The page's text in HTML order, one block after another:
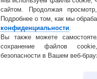
сайтом. Продолжая
Подробнее о том, как мы
конфиденциальности.
Вы также можете
сохранение файлов
безопасности в Вашем веб-